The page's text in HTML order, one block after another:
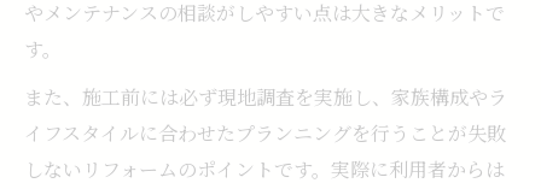
やメンテナンスの相談がしやすい点は大きなメリットで
す。
また、施工前には必ず現地調査を実施し、家族構成やラ
イフスタイルに合わせたプランニングを行うことが失敗
しないリフォームのポイントです。実際に利用者からは